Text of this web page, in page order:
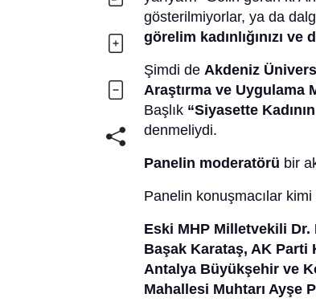
gösterilmiyorlar, ya da
görelim kadınlığınızı ve
Şimdi de Akdeniz
Araştırma ve Uygulama
Başlık “Siyasette
denmeliydi.
Panelin moderatörü bir
Panelin konuşmacılar
Eski MHP Milletvekili
Başak Karataş, AK Parti
Antalya Büyükşehir ve
Mahallesi Muhtarı Ayşe